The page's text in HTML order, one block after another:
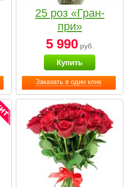
Заказать в один клик
25 роз «Гран-
при»
5 990руб.
Купить